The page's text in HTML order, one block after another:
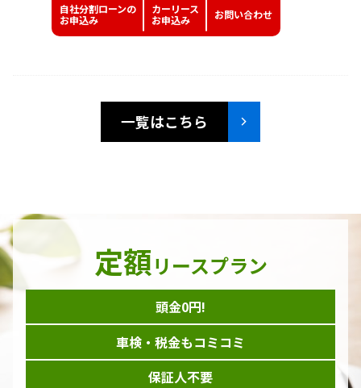
自社分割ローンの
お申込み
カーリース
お申込み
お問い合わせ
一覧はこちら
定額リースプラン
頭金0円!
車検・税金もコミコミ
保証人不要